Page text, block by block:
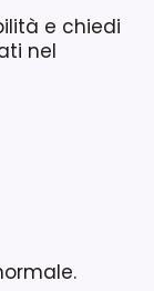
e chiedi
nel